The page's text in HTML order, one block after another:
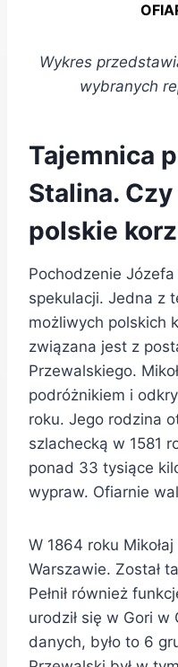
Wykres
wybranych
Tajemnica
Stalina.
polskie
Pochodzenie
spekulacji. Jedna z
możliwych polskich
związana jest z
Przewalskiego.
podróżnikiem i
roku. Jego rodzina
szlachecką w 1581
ponad 33 tysiące
wypraw. Ofiarnie
W 1864 roku
Warszawie. Został
Pełnił również
urodził się w Gori w
danych, było to 6